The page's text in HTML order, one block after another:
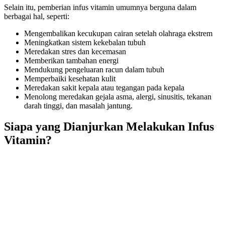
Selain itu, pemberian infus vitamin umumnya berguna dalam
berbagai hal, seperti:
Mengembalikan kecukupan cairan setelah olahraga ekstrem
Meningkatkan sistem kekebalan tubuh
Meredakan stres dan kecemasan
Memberikan tambahan energi
Mendukung pengeluaran racun dalam tubuh
Memperbaiki kesehatan kulit
Meredakan sakit kepala atau tegangan pada kepala
Menolong meredakan gejala asma, alergi, sinusitis, tekanan
darah tinggi, dan masalah jantung.
Siapa yang Dianjurkan Melakukan Infus
Vitamin?